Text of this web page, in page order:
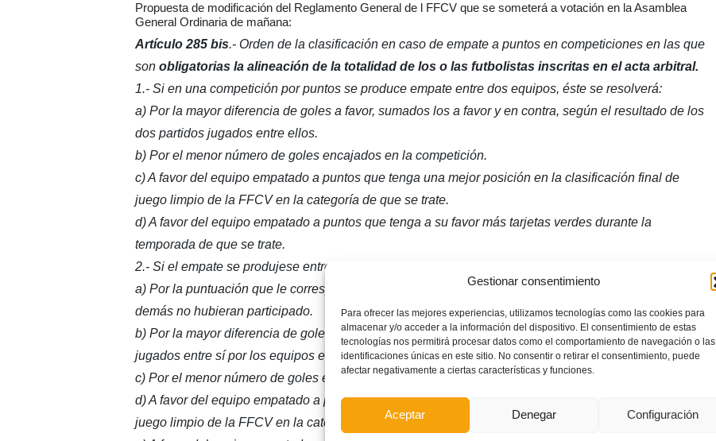
Gestionar consentimiento
Para ofrecer las mejores experiencias, utilizamos tecnologías como las cookies para
almacenar y/o acceder a la información del dispositivo. El consentimiento de estas
tecnologías nos permitirá procesar datos como el comportamiento de navegación o las
identificaciones únicas en este sitio. No consentir o retirar el consentimiento, puede
afectar negativamente a ciertas características y funciones.
Aceptar Denegar Configuración
Propuesta de modificación del Reglamento General de l FFCV que se someterá a votación en la Asamblea
General Ordinaria de mañana:
Artículo 285 bis.- Orden de la clasificación en caso de empate a puntos en competiciones en las que
son obligatorias la alineación de la totalidad de los o las futbolistas inscritas en el acta arbitral.
1.- Si en una competición por puntos se produce empate entre dos equipos, éste se resolverá:
a) Por la mayor diferencia de goles a favor, sumados los a favor y en contra, según el resultado de los
dos partidos jugados entre ellos.
b) Por el menor número de goles encajados en la competición.
c) A favor del equipo empatado a puntos que tenga una mejor posición en la clasificación final de
juego limpio de la FFCV en la categoría de que se trate.
d) A favor del equipo empatado a puntos que tenga a su favor más tarjetas verdes durante la
temporada de que se trate.
2.- Si el empate se produjese entre más de dos equipos, se resolverá:
a) Por la puntuación que le corresponda a tenor de los resultados obtenidos entre ellos, como si los
demás no hubieran participado.
b) Por la mayor diferencia de goles a favor y en contra, considerando únicamente, los partidos
jugados entre sí por los equipos empatados.
c) Por el menor número de goles encajados en la competición.
d) A favor del equipo empatado a puntos que tenga una mejor posición en la clasificación final de
juego limpio de la FFCV en la categoría de que se trate.